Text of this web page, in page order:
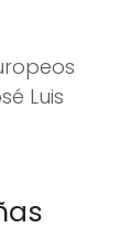
Luis